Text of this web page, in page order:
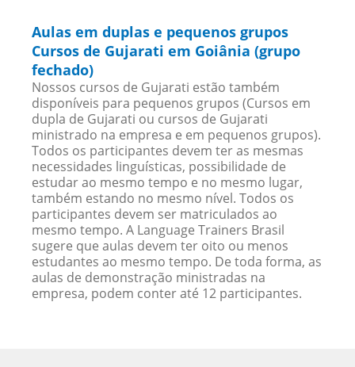
Aulas em duplas e pequenos grupos
Cursos de Gujarati em Goiânia (grupo
fechado)
Nossos cursos de Gujarati estão também
disponíveis para pequenos grupos (Cursos em
dupla de Gujarati ou cursos de Gujarati
ministrado na empresa e em pequenos grupos).
Todos os participantes devem ter as mesmas
necessidades linguísticas, possibilidade de
estudar ao mesmo tempo e no mesmo lugar,
também estando no mesmo nível. Todos os
participantes devem ser matriculados ao
mesmo tempo. A Language Trainers Brasil
sugere que aulas devem ter oito ou menos
estudantes ao mesmo tempo. De toda forma, as
aulas de demonstração ministradas na
empresa, podem conter até 12 participantes.